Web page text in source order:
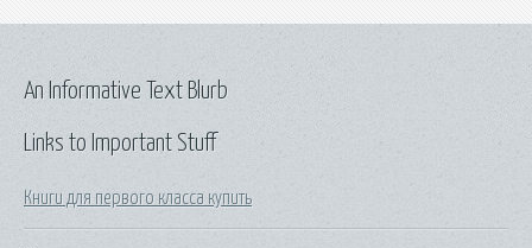
Links to Important Stuff
Книги для первого класса купить
An Informative Text Blurb